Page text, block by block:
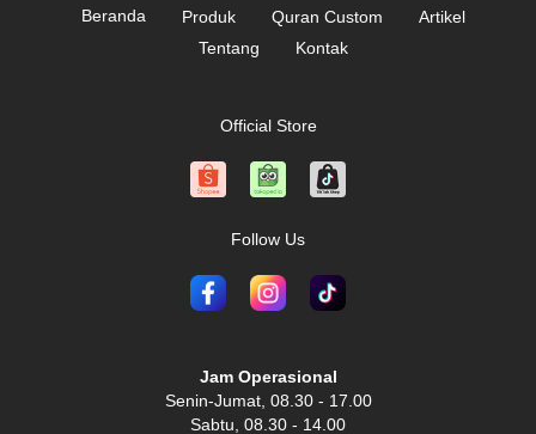
Beranda Produk Quran Custom
Artikel
Tentang
Kontak
Official Store
Follow Us
Jam Operasional
Senin-Jumat, 08.30 - 17.00
Sabtu, 08.30 - 14.00